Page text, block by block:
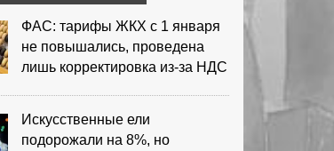
ФАС: тарифы ЖКХ с 1 января
не повышались, проведена
лишь корректировка из‑за НДС
Искусственные ели
подорожали на 8%, но